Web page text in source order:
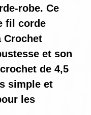
robe. Ce
fil corde
Crochet
et son
de 4,5
simple et
les